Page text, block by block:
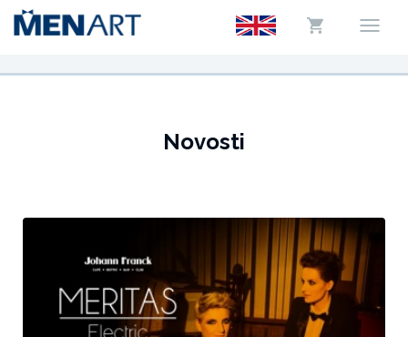
Novosti